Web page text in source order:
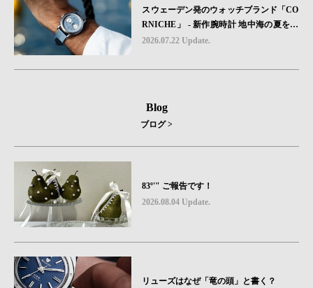
スウェーデン発のウォッチブランド「CO
RNICHE」 - 新作腕時計 地中海の夏を映
す、爽やかなブルーダイヤル「Heritage C
2026.07.22 Update.
Blog
ブログ >
83º'" ご報告です！
2026.08.04 Update.
リューズはなぜ「竜の頭」と書く？